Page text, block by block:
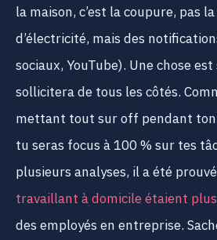
la maison, c’est la coupure, pas
d’électricité, mais des
sociaux, YouTube). Une chose
sollicitera de tous les côtés.
mettant tout sur off pendant
tu seras focus à 100 % sur tes
plusieurs analyses, il a été
travaillant à domicile étaient
des employés en entreprise.